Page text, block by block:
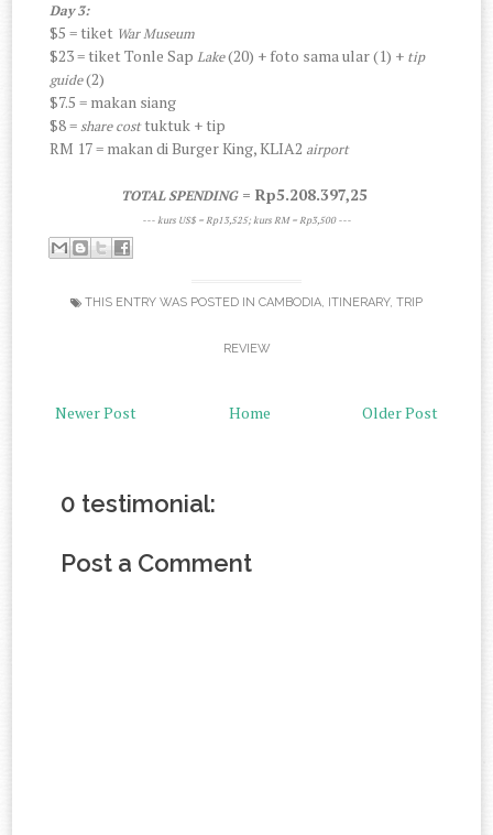
Day 3:
$5 = tiket War Museum
$23 = tiket Tonle SapLake(20) + foto sama ular (1) + tip
guide(2)
$7.5 = makan siang
$8 =share costtuktuk + tip
RM 17 = makan di Burger King, KLIA2 airport
TOTAL SPENDING= Rp5.208.397,25
--- kurs US$ = Rp13,525; kurs RM = Rp3,500 ---
THIS ENTRY WAS POSTED IN CAMBODIA, ITINERARY, TRIP
REVIEW
Newer Post Older Post
Home
0 testimonial:
Post a Comment